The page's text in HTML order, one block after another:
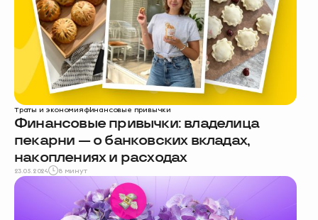
Траты и экономияфинансовые привычки
Финансовые привычки: владелица
пекарни — о банковских вкладах,
накоплениях и расходах
23.05.2024 8 минут